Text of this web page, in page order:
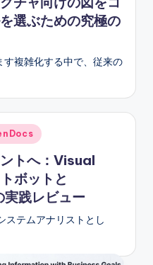
選ぶための究極の
す複雑化する中で、従来の
トへ：Visual
ボットと
践レビュー
ステムアナリストとし